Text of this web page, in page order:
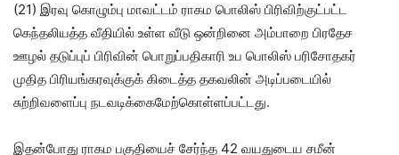
(21) இரவு கொழும்பு மாவட்டம் ராகம பொலிஸ் பிரிவிற்குட்பட்ட
கெந்தலியத்த வீதியில் உள்ள வீடு ஒன்றினை அம்பாறை பிரதேச
ஊழல் தடுப்புப் பிரிவின் பொறுப்பதிகாரி உப பொலிஸ் பரிசோதகர்
முதித பிரியங்கரவுக்குக் கிடைத்த தகவலின் அடிப்படையில்
சுற்றிவளைப்பு நடவடிக்கைமேற்கொள்ளப்பட்டது.
இதன்போது ராகம பகுதியைச் சேர்ந்த 42 வயதுடைய சமீன்